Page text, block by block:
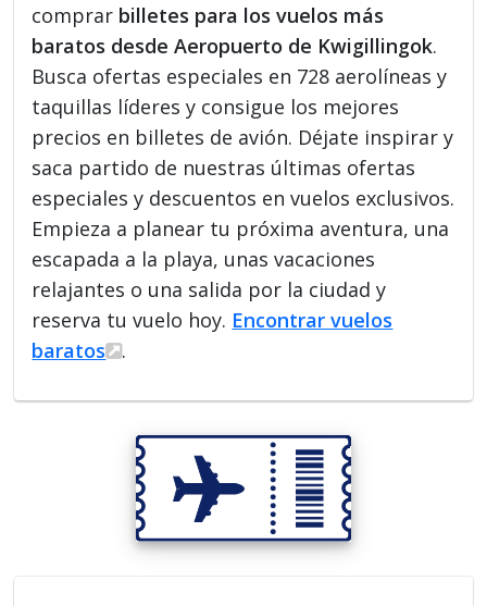
comprar billetes para los vuelos más
baratos desde Aeropuerto de Kwigillingok.
Busca ofertas especiales en 728 aerolíneas y
taquillas líderes y consigue los mejores
precios en billetes de avión. Déjate inspirar y
saca partido de nuestras últimas ofertas
especiales y descuentos en vuelos exclusivos.
Empieza a planear tu próxima aventura, una
escapada a la playa, unas vacaciones
relajantes o una salida por la ciudad y
reserva tu vuelo hoy. Encontrar vuelos
baratos
.